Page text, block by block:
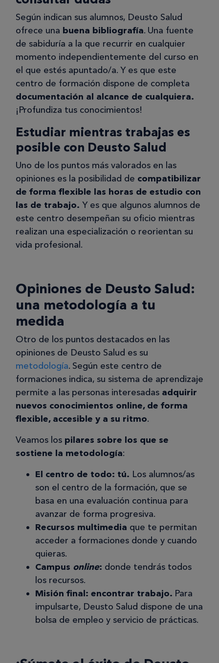
Según indican sus alumnos, Deusto Salud
ofrece una buena bibliografía. Una fuente
de sabiduría a la que recurrir en cualquier
momento independientemente del curso en
el que estés apuntado/a. Y es que este
centro de formación dispone de completa
documentación al alcance de cualquiera.
¡Profundiza tus conocimientos!
Estudiar mientras trabajas es
posible con Deusto Salud
Uno de los puntos más valorados en las
opiniones es la posibilidad de compatibilizar
de forma flexible las horas de estudio con
las de trabajo. Y es que algunos alumnos de
este centro desempeñan su oficio mientras
realizan una especialización o reorientan su
vida profesional.
Opiniones de Deusto Salud:
una metodología a tu
medida
Otro de los puntos destacados en las
opiniones de Deusto Salud es su
metodología. Según este centro de
formaciones indica, su sistema de aprendizaje
permite a las personas interesadas adquirir
nuevos conocimientos online, de forma
flexible, accesible y a su ritmo.
Veamos los pilares sobre los que se
sostiene la metodología:
El centro de todo: tú. Los alumnos/as
son el centro de la formación, que se
basa en una evaluación continua para
avanzar de forma progresiva.
Recursos multimedia que te permitan
acceder a formaciones donde y cuando
quieras.
Campus online: donde tendrás todos
los recursos.
Misión final: encontrar trabajo. Para
impulsarte, Deusto Salud dispone de una
bolsa de empleo y servicio de prácticas.